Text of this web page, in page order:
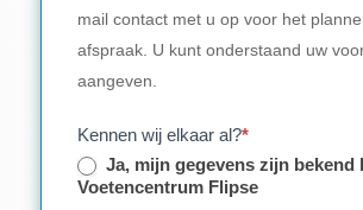
mail contact met u op voor het
afspraak. U kunt onderstaand uw
aangeven.
Kennen wij elkaar al?*
Ja, mijn gegevens zijn bekend
Voetencentrum Flipse